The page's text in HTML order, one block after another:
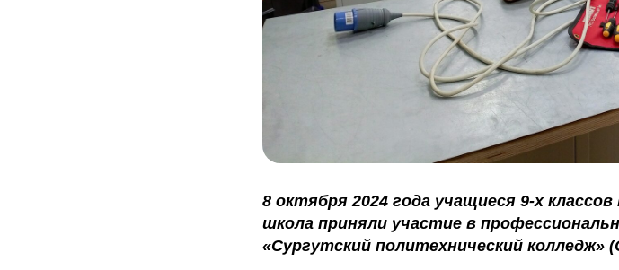
8 октября 2024 года учащиеся 9-х
школа приняли участие в
«Сургутский политехнический колледж»